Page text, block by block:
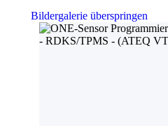
Bildergalerie überspringen